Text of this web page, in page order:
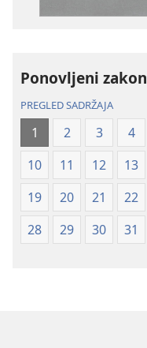
Ponovljeni zakon
PREGLED SADRŽAJA
1 2 3 4
10
11 12 13
19
20 21 22
28
29 30 31